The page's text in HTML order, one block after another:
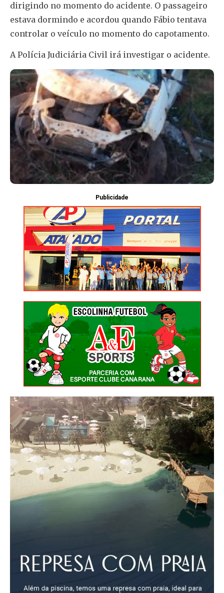
dirigindo no momento do acidente. O passageiro
estava dormindo e acordou quando Fábio tentava
controlar o veículo no momento do capotamento.
A Polícia Judiciária Civil irá investigar o acidente.
Publicidade